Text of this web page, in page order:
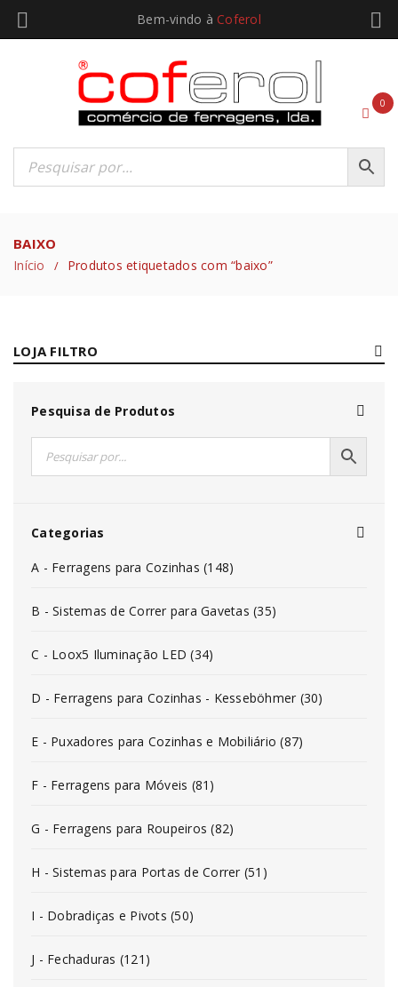
Bem-vindo à Coferol
0
BAIXO
Início / Produtos etiquetados com “baixo”
LOJA FILTRO
Pesquisa de Produtos
Categorias
A - Ferragens para Cozinhas (148)
B - Sistemas de Correr para Gavetas (35)
C - Loox5 Iluminação LED (34)
D - Ferragens para Cozinhas - Kesseböhmer (30)
E - Puxadores para Cozinhas e Mobiliário (87)
F - Ferragens para Móveis (81)
G - Ferragens para Roupeiros (82)
H - Sistemas para Portas de Correr (51)
I - Dobradiças e Pivots (50)
J - Fechaduras (121)